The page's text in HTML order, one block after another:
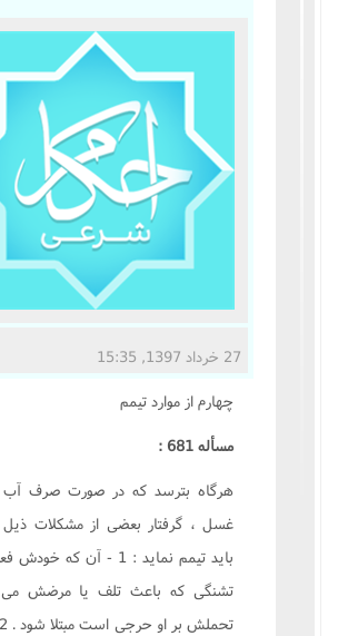
زندگی نامه مراجع تقلید
27 خرداد 1397, 15:35
چهارم از موارد تيمم
مسأله 681 :
هرگاه بترسد که در صورت صرف آب
غسل ، گرفتار بعضى از مشکلات
بايد تيمم نمايد : 1 - آن که
تشنگى که باعث تلف يا مرضش